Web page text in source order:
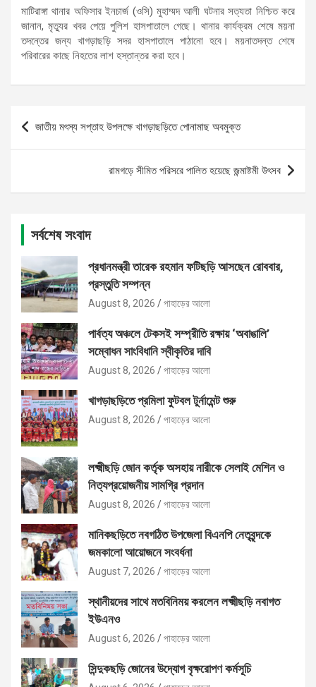
মাটিরাঙ্গা থানার অফিসার ইনচার্জ (ওসি) মুহাম্মদ আলী ঘটনার সত্যতা নিশ্চিত করে
জানান, মৃত্যুর খবর পেয়ে পুলিশ হাসপাতালে গেছে। থানার কার্যক্রম শেষে ময়না
তদন্তের জন্য খাগড়াছড়ি সদর হাসপাতালে পাঠানো হবে। ময়নাতদন্ত শেষে
পরিবারের কাছে নিহতের লাশ হস্তান্তর করা হবে।
Post
navigation
জাতীয় মৎস্য সপ্তাহ উপলক্ষে খাগড়াছড়িতে পোনামাছ অবমুক্ত
রামগড়ে সীমিত পরিসরে পালিত হয়েছে জন্মাষ্টমী উৎসব
সর্বশেষ সংবাদ
প্রধানমন্ত্রী তারেক রহমান ফটিছড়ি আসছেন রোববার,
প্রস্তুতি সম্পন্ন
August 8, 2026 পাহাড়ের আলো
পার্বত্য অঞ্চলে টেকসই সম্প্রীতি রক্ষায় ‘অবাঙালি’
সম্বোধন সাংবিধানি স্বীকৃতির দাবি
August 8, 2026 পাহাড়ের আলো
খাগড়াছড়িতে প্রমিলা ফুটবল টুর্নামেন্ট শুরু
August 8, 2026 পাহাড়ের আলো
লক্ষ্মীছড়ি জোন কর্তৃক অসহায় নারীকে সেলাই মেশিন ও
নিত্যপ্রয়োজনীয় সামগ্রি প্রদান
August 8, 2026 পাহাড়ের আলো
মানিকছড়িতে নবগঠিত উপজেলা বিএনপি নেতৃবৃন্দকে
জমকালো আয়োজনে সংবর্ধনা
August 7, 2026 পাহাড়ের আলো
স্থানীয়দের সাথে মতবিনিময় করলেন লক্ষ্মীছড়ি নবাগত
ইউএনও
August 6, 2026 পাহাড়ের আলো
সিন্দুকছড়ি জোনের উদ্যোগ বৃক্ষরোপণ কর্মসূচি